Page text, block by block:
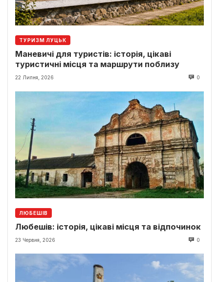
ТУРИЗМ ЛУЦЬК
Маневичі для туристів: історія, цікаві
туристичні місця та маршрути поблизу
22 Липня, 2026 0
ЛЮБЕШІВ
Любешів: історія, цікаві місця та відпочинок
23 Червня, 2026 0